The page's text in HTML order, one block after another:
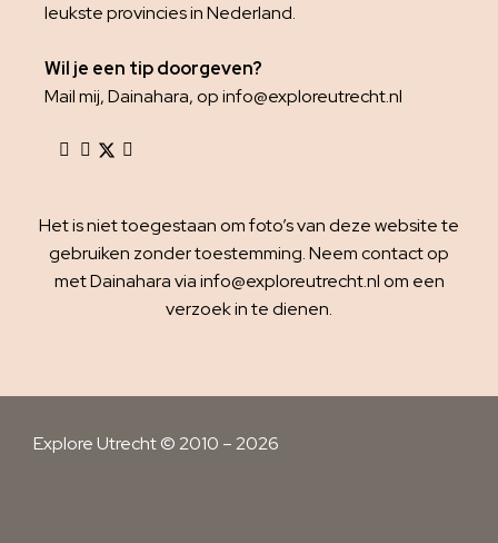
leukste provincies in Nederland.
Wil je een tip doorgeven?
Mail mij, Dainahara, op info@exploreutrecht.nl
Het is niet toegestaan om foto’s van deze website te
gebruiken zonder toestemming. Neem contact op
met Dainahara via info@exploreutrecht.nl om een
verzoek in te dienen.
Explore Utrecht © 2010 – 2026